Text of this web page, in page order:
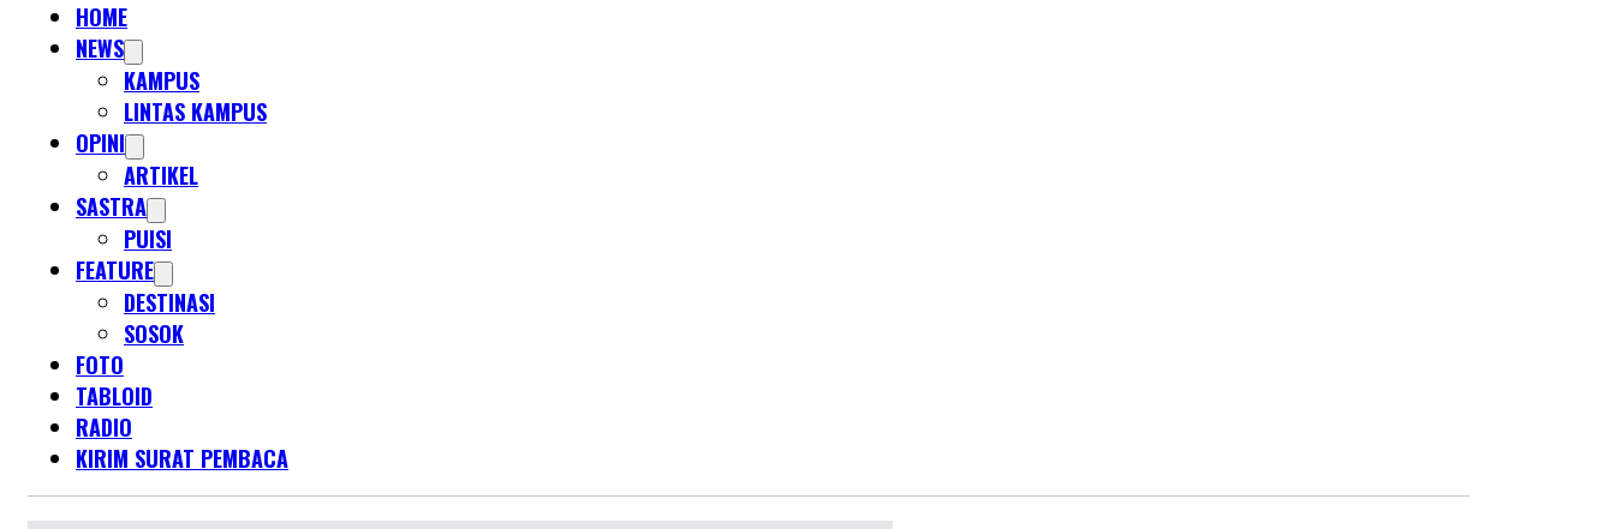
HOME
NEWS
KAMPUS
LINTAS KAMPUS
OPINI
ARTIKEL
SASTRA
PUISI
FEATURE
DESTINASI
SOSOK
FOTO
TABLOID
RADIO
KIRIM SURAT PEMBACA